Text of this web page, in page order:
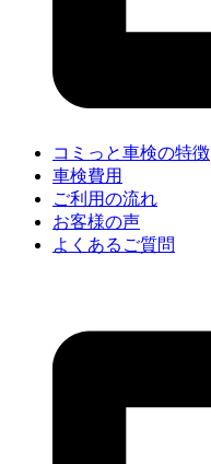
コミっと車検の特徴
車検費用
ご利用の流れ
お客様の声
よくあるご質問